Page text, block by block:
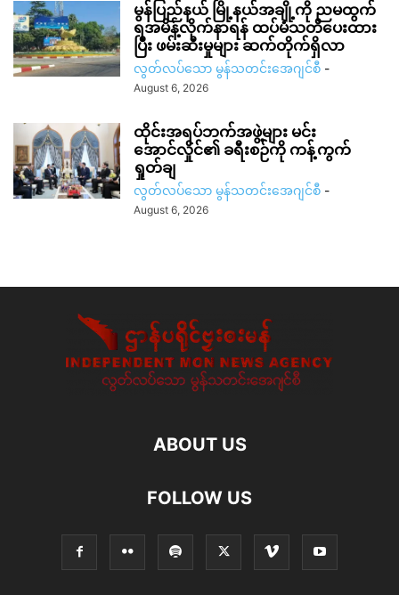
မွန်ပြည်နယ် မြို့နယ်အချို့ကို ညမထွက်
ရအမိန့်လိုက်နာရန် ထပ်မံသတိပေးထား
ပြီး ဖမ်းဆီးမှုများ ဆက်တိုက်ရှိလာ
လွတ်လပ်သော မွန်သတင်းအေဂျင်စီ -
August 6, 2026
ထိုင်းအရပ်ဘက်အဖွဲ့များ မင်း
အောင်လှိုင်၏ ခရီးစဉ်ကို ကန့်ကွက်
ရှုတ်ချ
လွတ်လပ်သော မွန်သတင်းအေဂျင်စီ -
August 6, 2026
ABOUT US
FOLLOW US